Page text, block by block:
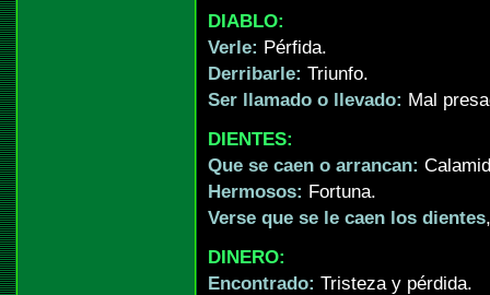
DIABLO:
Verle: Pérfida.
Derribarle: Triunfo.
Ser llamado o llevado: Mal
DIENTES:
Que se caen o arrancan:
Hermosos: Fortuna.
Verse que se le caen los dientes
DINERO:
Encontrado: Tristeza y pérdida.